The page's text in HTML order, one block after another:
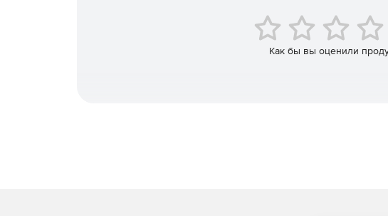
Как бы вы оценили